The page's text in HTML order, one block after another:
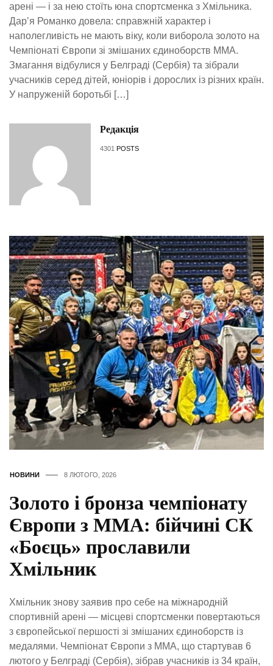
арені — і за нею стоїть юна спортсменка з Хмільника.
Дар’я Романко довела: справжній характер і
наполегливість не мають віку, коли виборола золото на
Чемпіонаті Європи зі змішаних єдиноборств ММА.
Змагання відбулися у Белграді (Сербія) та зібрали
учасників серед дітей, юніорів і дорослих із різних країн.
У напруженій боротьбі […]
Редакція
4301 POSTS
НОВИНИ 8 ЛЮТОГО, 2026
Золото і бронза чемпіонату
Європи з ММА: бійчині СК
«Боєць» прославили
Хмільник
Хмільник знову заявив про себе на міжнародній
спортивній арені — місцеві спортсменки повертаються
з європейської першості зі змішаних єдиноборств із
медалями. Чемпіонат Європи з ММА, що стартував 6
лютого у Белграді (Сербія), зібрав учасників із 34 країн,